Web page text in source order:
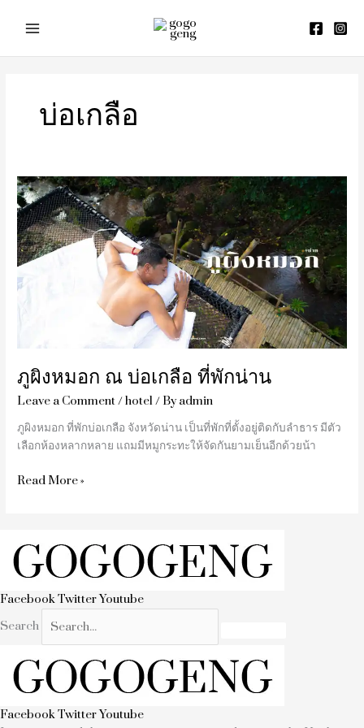
บ่อเกลือ
ภูผิงหมอก ณ บ่อเกลือ ที่พักน่าน
Leave a Comment/hotel/ Byadmin
ภูผิงหมอก ที่พักบ่อเกลือ จังหวัดน่าน เป็นที่พักที่ตั้งอยู่ติดกับลำธาร มีตัว
เลือกห้องหลากหลาย แถมมีหมูกระทะให้จัดกันยามเย็นอีกด้วยน้า
ภู
ผิง
หมอก
ณ
บ่อ
เกลือ
ที่พัก
Read More »
FacebookTwitterYoutube
Search
FacebookTwitterYoutube